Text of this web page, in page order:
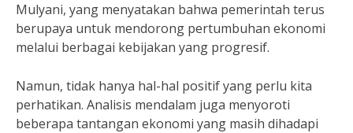
Mulyani, yang menyatakan bahwa pemerintah terus
berupaya untuk mendorong pertumbuhan ekonomi
melalui berbagai kebijakan yang progresif.
Namun, tidak hanya hal-hal positif yang perlu kita
perhatikan. Analisis mendalam juga menyoroti
beberapa tantangan ekonomi yang masih dihadapi